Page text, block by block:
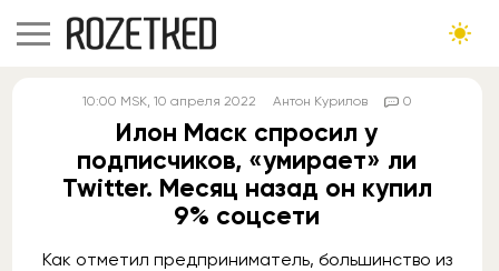
10:00 MSK, 10 апреля 2022 Антон Курилов 0
Илон Маск спросил у
подписчиков, «умирает» ли
Twitter. Месяц назад он купил
9% соцсети
Как отметил предприниматель, большинство из